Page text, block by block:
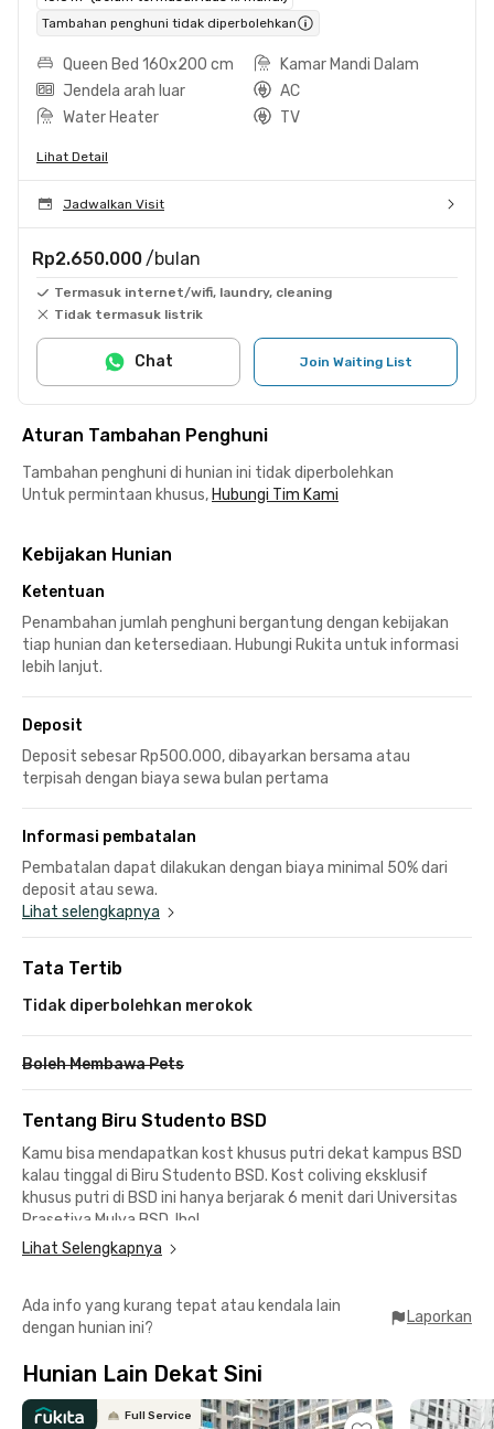
Tambahan penghuni tidak diperbolehkan
Queen Bed 160x200 cm
Kamar Mandi Dalam
Jendela arah luar
AC
Water Heater
TV
Lihat Detail
Jadwalkan Visit
Rp2.650.000 /bulan
Termasuk internet/wifi, laundry, cleaning
Tidak termasuk listrik
Join Waiting List
Chat
Aturan Tambahan Penghuni
Tambahan penghuni di hunian ini tidak diperbolehkan
Untuk permintaan khusus, Hubungi Tim Kami
Kebijakan Hunian
Ketentuan
Penambahan jumlah penghuni bergantung dengan kebijakan
tiap hunian dan ketersediaan. Hubungi Rukita untuk informasi
lebih lanjut.
Deposit
Deposit sebesar Rp500.000, dibayarkan bersama atau
terpisah dengan biaya sewa bulan pertama
Informasi pembatalan
Pembatalan dapat dilakukan dengan biaya minimal 50% dari
deposit atau sewa.
Lihat selengkapnya
Tata Tertib
Tidak diperbolehkan merokok
Boleh Membawa Pets
Tentang Biru Studento BSD
Kamu bisa mendapatkan kost khusus putri dekat kampus BSD
kalau tinggal di Biru Studento BSD. Kost coliving eksklusif
khusus putri di BSD ini hanya berjarak 6 menit dari Universitas
Prasetiya Mulya BSD, lho!
Buat kamu yang hobi nonton konser, nih, kost BSD ini sekitar 6
pameran. Mau belanja atau nongkrong? Langsung saja mampir
ke AEON Mall BSD sekitar 4 menit berkendara.
Tersedia pula beragam pilihan transportasi publik yang akan
memudahkan rutinitas harianmu. Dari Stasiun Cisauk yang
berjarak 12 menit kamu bisa naik KRL Commuter Line menuju
Lihat Selengkapnya
Ada info yang kurang tepat atau kendala lain
dengan hunian ini?
Laporkan
Hunian Lain Dekat Sini
Full Service